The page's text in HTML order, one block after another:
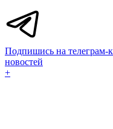
Подпишись на телеграм-
новостей
+